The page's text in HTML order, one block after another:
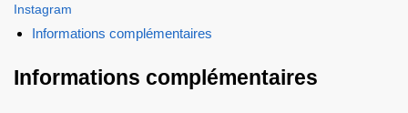
Instagram
Informations complémentaires
Informations complémentaires